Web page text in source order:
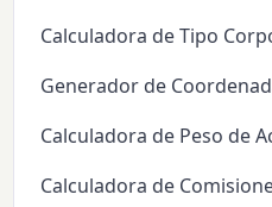
Calculadora de Tipo
Generador de
Calculadora de Peso de
Calculadora de